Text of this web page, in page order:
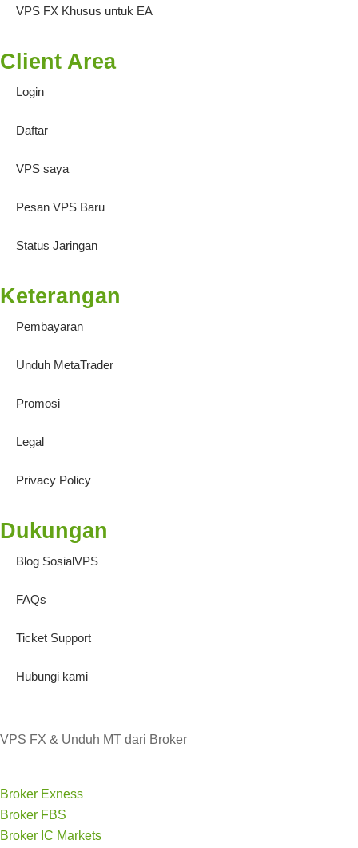
VPS FX Khusus untuk EA
Client Area
Login
Daftar
VPS saya
Pesan VPS Baru
Status Jaringan
Keterangan
Pembayaran
Unduh MetaTrader
Promosi
Legal
Privacy Policy
Dukungan
Blog SosialVPS
FAQs
Ticket Support
Hubungi kami
VPS FX & Unduh MT dari Broker
Broker Exness
Broker FBS
Broker IC Markets